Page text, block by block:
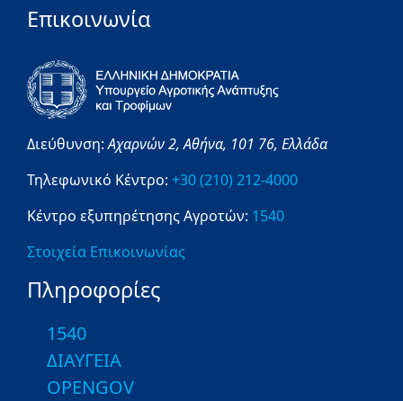
Επικοινωνία
Διεύθυνση:Αχαρνών 2,Αθήνα, 101 76, Ελλάδα
Τηλεφωνικό Κέντρο: +30 (210) 212-4000
Κέντρο εξυπηρέτησης Αγροτών: 1540
Στοιχεία Επικοινωνίας
Πληροφορίες
1540
ΔΙΑΥΓΕΙΑ
OPENGOV